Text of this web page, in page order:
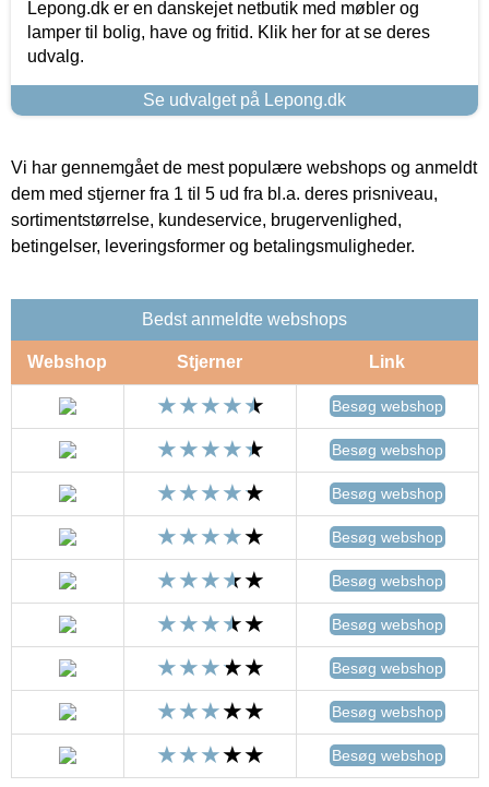
Lepong.dk er en danskejet netbutik med møbler og
lamper til bolig, have og fritid. Klik her for at se deres
udvalg.
Se udvalget på Lepong.dk
Vi har gennemgået de mest populære webshops og anmeldt
dem med stjerner fra 1 til 5 ud fra bl.a. deres prisniveau,
sortimentstørrelse, kundeservice, brugervenlighed,
betingelser, leveringsformer og betalingsmuligheder.
Bedst anmeldte webshops
Webshop Stjerner Link
Besøg webshop
Besøg webshop
Besøg webshop
Besøg webshop
Besøg webshop
Besøg webshop
Besøg webshop
Besøg webshop
Besøg webshop